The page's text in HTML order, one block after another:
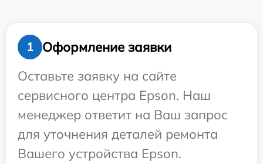
1
Оформление заявки
Оставьте заявку на сайте
сервисного центра Epson. Наш
менеджер ответит на Ваш запрос
для уточнения деталей ремонта
Вашего устройства Epson.